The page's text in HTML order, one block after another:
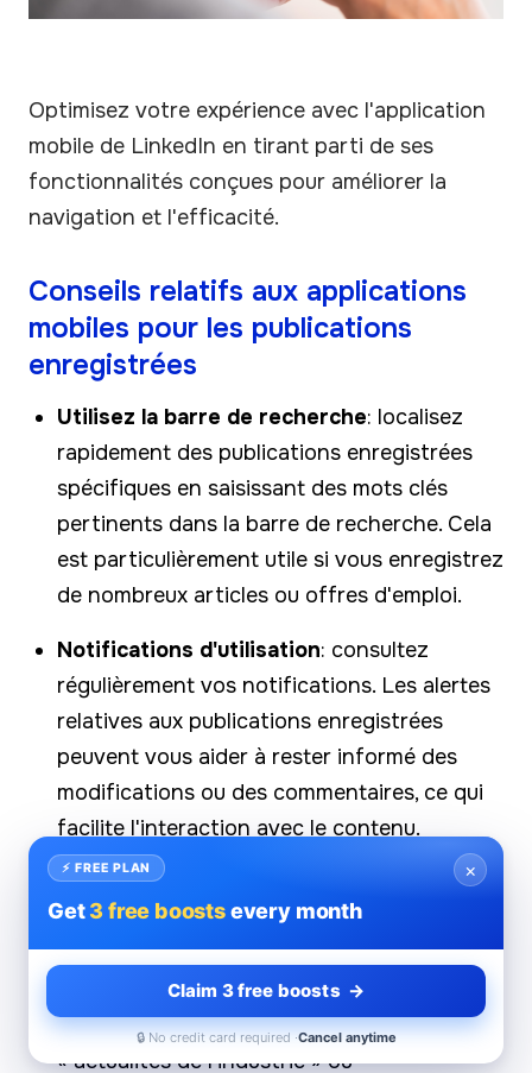
Optimisez votre expérience avec l'application
mobile de LinkedIn en tirant parti de ses
fonctionnalités conçues pour améliorer la
navigation et l'efficacité.
Conseils relatifs aux applications
mobiles pour les publications
enregistrées
Utilisez la barre de recherche: localisez
rapidement des publications enregistrées
spécifiques en saisissant des mots clés
pertinents dans la barre de recherche. Cela
est particulièrement utile si vous enregistrez
de nombreux articles ou offres d'emploi.
Notifications d'utilisation: consultez
régulièrement vos notifications. Les alertes
relatives aux publications enregistrées
peuvent vous aider à rester informé des
modifications ou des commentaires, ce qui
facilite l'interaction avec le contenu.
Organiser le contenu enregistré
: prenez
l'habitude de classer les publications
enregistrées au fur et à mesure que vous les
enregistrez. Vous pouvez les étiqueter dans
les catégories « opportunités d'emploi »,
« actualités de l'industrie » ou
×
⚡ FREE PLAN
Get3 free boostsevery month
Claim 3 free boosts →
🔒 No credit card required ·Cancel anytime